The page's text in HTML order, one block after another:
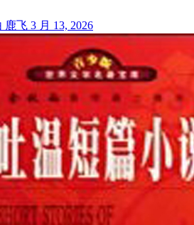
鹿飞 3 月 13, 2026